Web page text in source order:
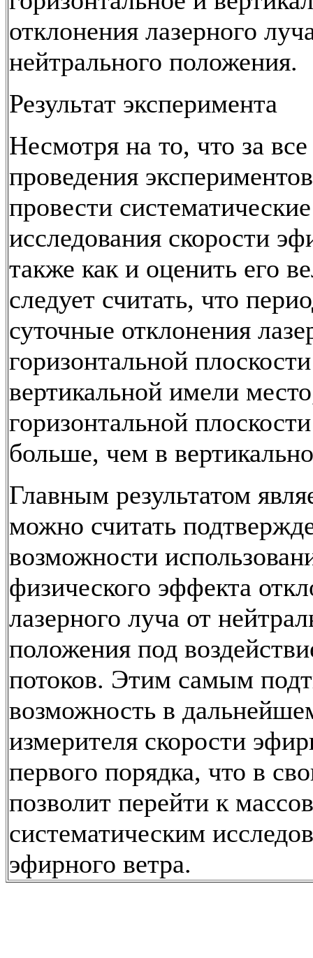
отклонения лазерного
нейтрального положения.
Результат эксперимента
Несмотря на то, что за
проведения
провести систематические
исследования скорости
также как и оценить его
следует считать, что
суточные отклонения
горизонтальной
вертикальной имели
горизонтальной
больше, чем в
Главным результатом
можно считать
возможности
физического эффекта
лазерного луча от
положения под
потоков. Этим самым
возможность в
измерителя скорости
первого порядка, что в
позволит перейти к
систематическим
эфирного ветра.